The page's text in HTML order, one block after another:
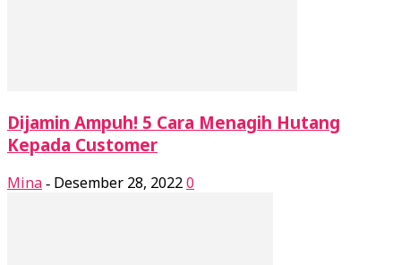
Dijamin Ampuh! 5 Cara Menagih Hutang
Kepada Customer
Mina - Desember 28, 20220